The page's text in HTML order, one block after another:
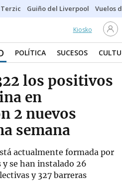
Terzic Guiño del Liverpool Vuelos
Kiosko
POLÍTICA SUCESOS
los positivos
en
2 nuevos
semana
actualmente formada por
se han instalado 26
y 327 barreras